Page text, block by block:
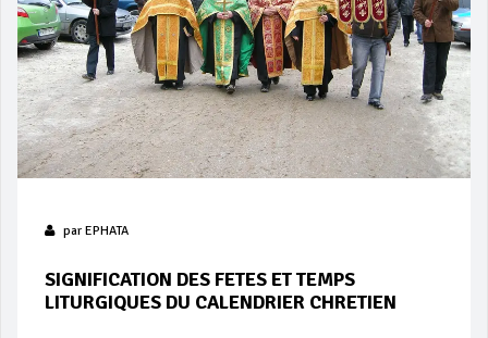
par EPHATA
SIGNIFICATION DES FETES ET TEMPS
LITURGIQUES DU CALENDRIER CHRETIEN